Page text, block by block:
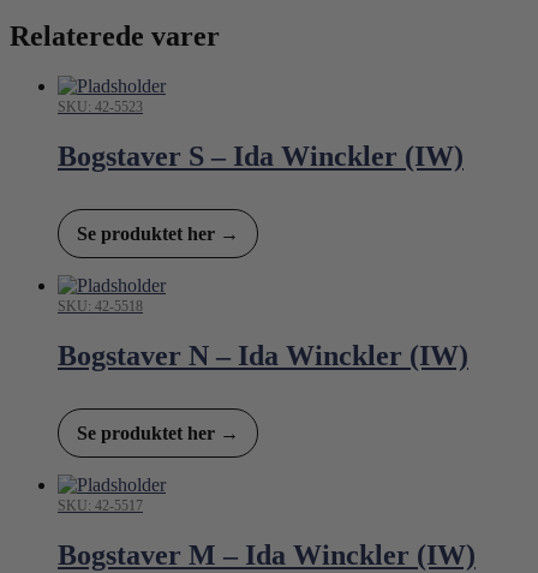
Relaterede varer
SKU: 42-5523
Bogstaver S – Ida Winckler (IW)
Se produktet her →
SKU: 42-5518
Bogstaver N – Ida Winckler (IW)
Se produktet her →
SKU: 42-5517
Bogstaver M – Ida Winckler (IW)